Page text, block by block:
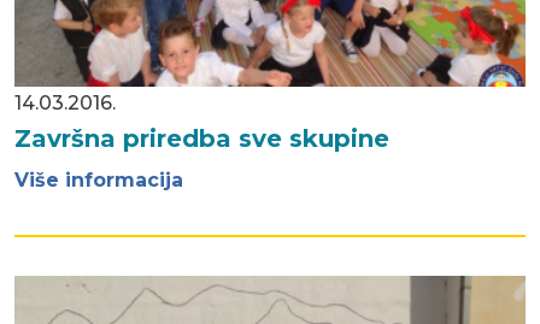
14.03.2016.
Završna priredba sve skupine
Više informacija